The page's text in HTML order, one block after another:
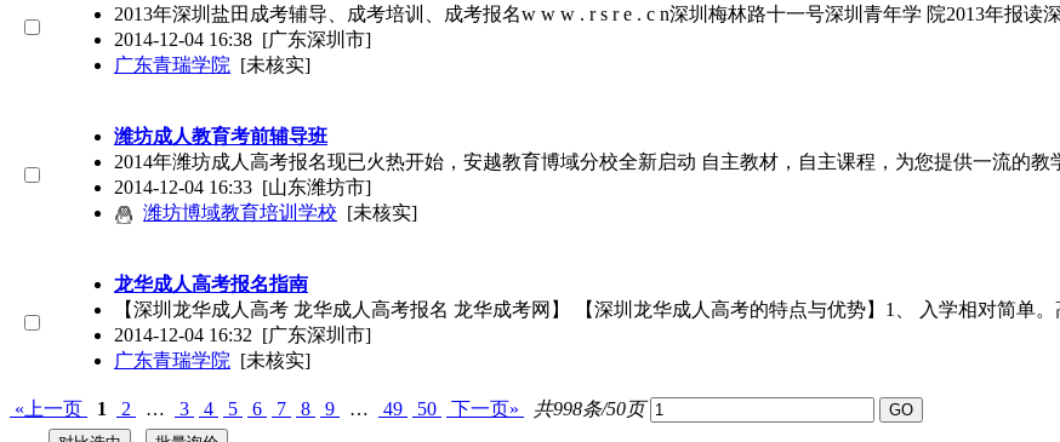
2013年深圳盐田成考辅导、成考培训、成考报名w w w . r s r e . c n深圳梅林路十一号深圳青年学 院2013年报读
2014-12-04 16:38 [广东深圳市]
广东青瑞学院 [未核实]
潍坊成人教育考前辅导班
2014年潍坊成人高考报名现已火热开始，安越教育博域分校全新启动 自主教材，自主课程，为您提供一流的教
2014-12-04 16:33 [山东潍坊市]
潍坊博域教育培训学校 [未核实]
龙华成人高考报名指南
【深圳龙华成人高考 龙华成人高考报名 龙华成考网】 【深圳龙华成人高考的特点与优势】1、 入学相对简单
2014-12-04 16:32 [广东深圳市]
广东青瑞学院 [未核实]
«上一页 1 2 … 3 4 5 6 7 8 9 … 49 50 下一页» 共998条/50页